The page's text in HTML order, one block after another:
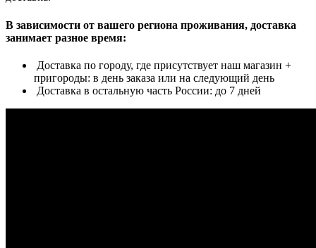
В зависимости от вашего региона проживания, доставка
занимает разное время:
Доставка по городу, где присутствует наш магазин +
пригороды: в день заказа или на следующий день
Доставка в остальную часть России: до 7 дней